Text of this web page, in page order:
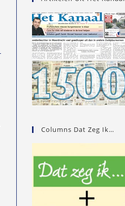
Columns Dat Zeg Ik…